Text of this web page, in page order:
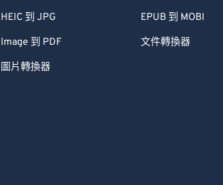
HEIC 到 JPG
Image 到 PDF
圖片轉換器
EPUB 到 MOBI
文件轉換器